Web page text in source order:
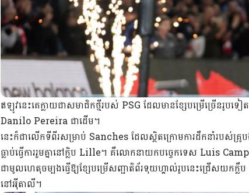
ឥឡូវនេះគេក្លាយជាសមាជិកថ្មីរបស់ PSG ដែលមានខ្សែបម្រេីច្រេីន
Danilo Pereira ជាដើម។
នេះក៏ជាលើកទីពីរសម្រាប់ Sanches ដែលស្ថិតក្រោមការដឹកនាំរបស់គ្រូ
ធ្លាប់ធ្វើការរួមគ្នានៅក្លិប Lille។ គឺលោកនាយកបច្ចេកទេស Luis
ជាមូលហេតុចម្បងធ្វើឱ្យខ្សែបម្រើសញ្ជាតិព័រទុយហ្គាល់រូបនេះជ្រើសយកក្
នៅអុីតាលី។